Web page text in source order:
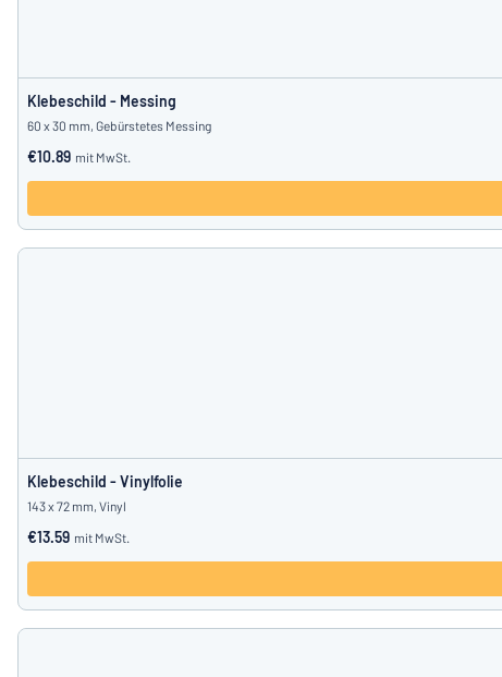
Klebeschild - Messing
60 x 30 mm, Gebürstetes Messing
€10.89 mit MwSt.
Klebeschild - Vinylfolie
143 x 72 mm, Vinyl
€13.59 mit MwSt.